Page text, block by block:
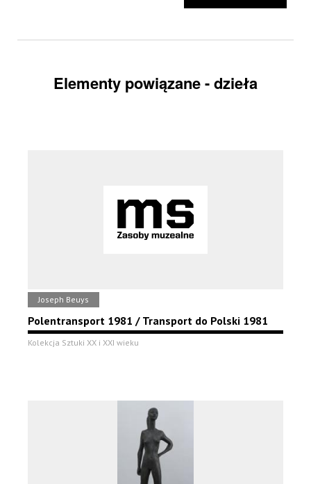
Elementy powiązane - dzieła
Joseph Beuys
Polentransport 1981 / Transport do Polski 1981
Kolekcja Sztuki XX i XXI wieku